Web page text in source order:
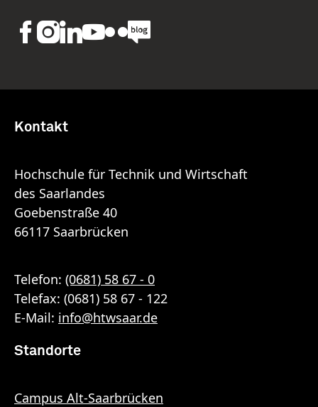
Kontakt
Hochschule für Technik und Wirtschaft
des Saarlandes
Goebenstraße 40
66117 Saarbrücken
Telefon: (0681) 58 67 - 0
Telefax: (0681) 58 67 - 122
E-Mail: info@htwsaar.de
Standorte
Campus Alt-Saarbrücken